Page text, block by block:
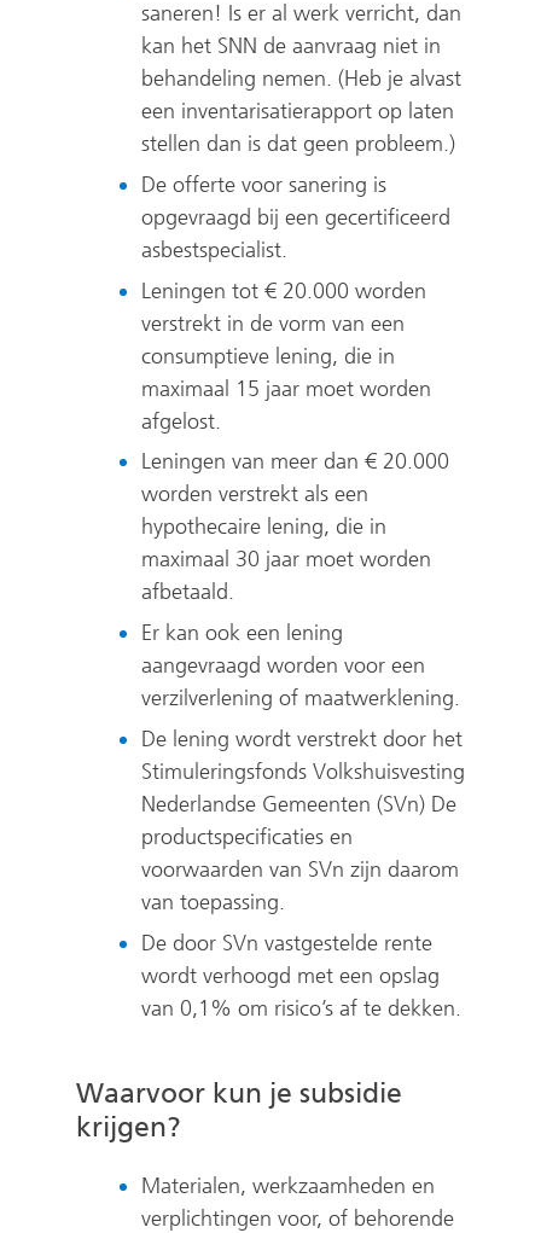
saneren! Is er al werk verricht, dan
kan het SNN de aanvraag niet in
behandeling nemen. (Heb je alvast
een inventarisatierapport op laten
stellen dan is dat geen probleem.)
De offerte voor sanering is
opgevraagd bij een gecertificeerd
asbestspecialist.
Leningen tot € 20.000 worden
verstrekt in de vorm van een
consumptieve lening, die in
maximaal 15 jaar moet worden
afgelost.
Leningen van meer dan € 20.000
worden verstrekt als een
hypothecaire lening, die in
maximaal 30 jaar moet worden
afbetaald.
Er kan ook een lening
aangevraagd worden voor een
verzilverlening of maatwerklening.
De lening wordt verstrekt door het
Stimuleringsfonds Volkshuisvesting
Nederlandse Gemeenten (SVn) De
productspecificaties en
voorwaarden van SVn zijn daarom
van toepassing.
De door SVn vastgestelde rente
wordt verhoogd met een opslag
van 0,1% om risico’s af te dekken.
Waarvoor kun je subsidie
krijgen?
Materialen, werkzaamheden en
verplichtingen voor, of behorende